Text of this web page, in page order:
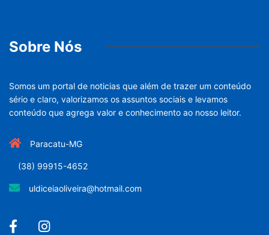
Sobre Nós
Somos um portal de noticias que além de trazer um conteúdo
sério e claro, valorizamos os assuntos sociais e levamos
conteúdo que agrega valor e conhecimento ao nosso leitor.
Paracatu-MG
(38) 99915-4652
uldiceiaoliveira@hotmail.com